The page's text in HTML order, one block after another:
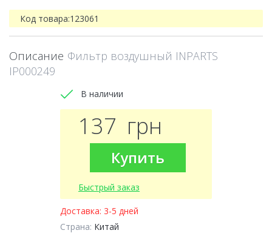
Код товара:123061
Описание Фильтр воздушный INPARTS
IP000249
В наличии
137 грн
Купить
Быстрый заказ
Доставка: 3-5 дней
Страна: Китай